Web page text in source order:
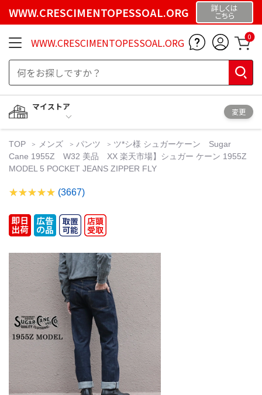
WWW.CRESCIMENTOPESSOAL.ORG 詳しくは
こちら
WWW.CRESCIMENTOPESSOAL.ORG 0
マイストア
変更
TOP メンズ パンツ
ツ*シ様 シュガーケーン Sugar
Cane 1955Z W32 美品 XX 楽天市場】シュガー ケーン 1955Z
MODEL 5 POCKET JEANS ZIPPER FLY
(3667)